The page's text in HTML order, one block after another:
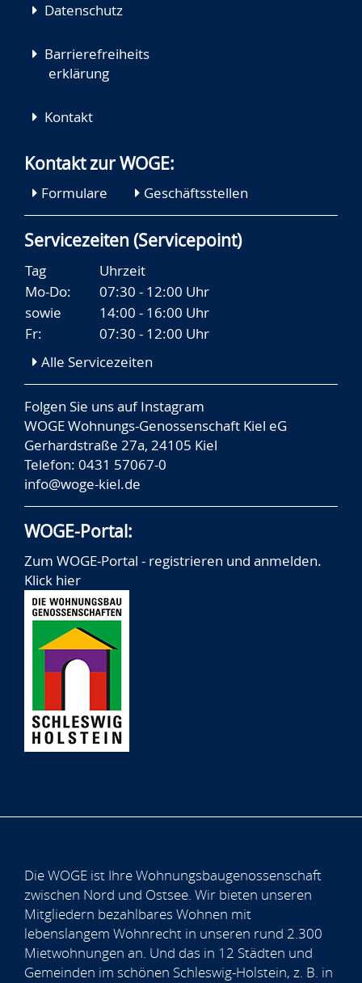
Datenschutz
Barrierefreiheits
erklärung
Kontakt
Kontakt zur WOGE:
Formulare Geschäftsstellen
Servicezeiten (Servicepoint)
Tag
Uhrzeit
Mo-Do:
07:30 - 12:00 Uhr
sowie
14:00 - 16:00 Uhr
Fr:
07:30 - 12:00 Uhr
Alle Servicezeiten
Folgen Sie uns aufInstagram
WOGE Wohnungs-Genossenschaft Kiel eG
Gerhardstraße 27a, 24105 Kiel
Telefon: 0431 57067-0
info@woge-kiel.de
WOGE-Portal:
Zum WOGE-Portal - registrieren und anmelden.
Klick hier
Die WOGE ist Ihre Wohnungsbaugenossenschaft
zwischen Nord und Ostsee. Wir bieten unseren
Mitgliedern bezahlbares Wohnen mit
lebenslangem Wohnrecht in unseren rund 2.300
Mietwohnungen an. Und das in 12 Städten und
Gemeinden im schönen Schleswig-Holstein, z. B. in